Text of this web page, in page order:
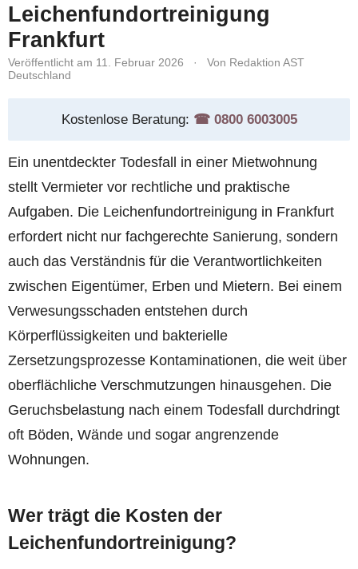
Leichenfundortreinigung
Frankfurt
Veröffentlicht am 11. Februar 2026 ·
Von Redaktion AST
Deutschland
Kostenlose Beratung: ☎︎ 0800 6003005
Ein unentdeckter Todesfall in einer Mietwohnung
stellt Vermieter vor rechtliche und praktische
Aufgaben. Die Leichenfundortreinigung in Frankfurt
erfordert nicht nur fachgerechte Sanierung, sondern
auch das Verständnis für die Verantwortlichkeiten
zwischen Eigentümer, Erben und Mietern. Bei einem
Verwesungsschaden entstehen durch
Körperflüssigkeiten und bakterielle
Zersetzungsprozesse Kontaminationen, die weit über
oberflächliche Verschmutzungen hinausgehen. Die
Geruchsbelastung nach einem Todesfall durchdringt
oft Böden, Wände und sogar angrenzende
Wohnungen.
Wer trägt die Kosten der
Leichenfundortreinigung?